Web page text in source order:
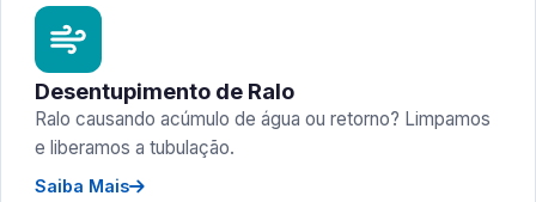
Desentupimento de Ralo
Ralo causando acúmulo de água ou retorno? Limpamos
e liberamos a tubulação.
Saiba Mais